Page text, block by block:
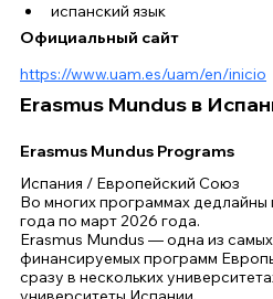
испанский язык
Официальный сайт
https://www.uam.es/uam/en/inicio
Erasmus Mundus в
Erasmus Mundus Programs
Испания / Европейский Союз
Во многих программах дедлайны
года по март 2026 года.
Erasmus Mundus — одна из
финансируемых программ
сразу в нескольких